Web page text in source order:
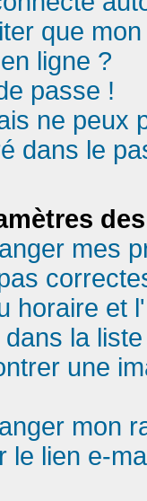
que
ligne ?
passe !
ne peux
dans le
mes
horaire et
la
une
mon
le lien e-